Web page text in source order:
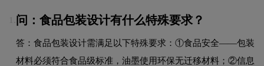
问：食品包装设计有什么特殊要求？
答：食品包装设计需满足以下特殊要求：①食品安全——包装
材料必须符合食品级标准，油墨使用环保无迁移材料；②信息